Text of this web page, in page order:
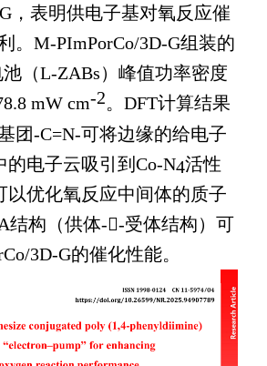
，表明供电子基对氧反应催
。 M-PImPorCo/3D-G组装的
（L-ZABs）峰值功率密度
mW cm-2。 DFT计算结果
团-C=N-可将边缘的给电子
的电子云吸引到 Co-N4活性
以优化氧反应中间体的质子
结构（供体--受体结构）可
3D-G的催化性能。